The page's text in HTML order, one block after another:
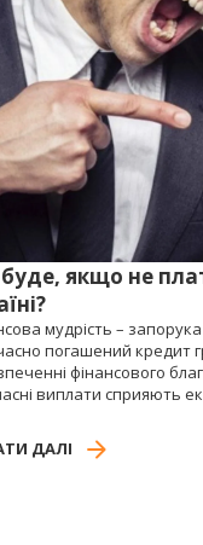
якщо не
мудрість – запорука
погашений кредит
фінансового
виплати сприяють
ДАЛІ